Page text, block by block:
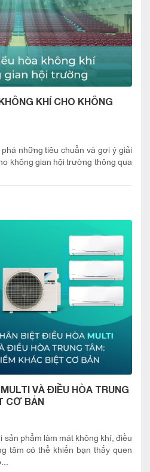
KHÍ CHO KHÔNG
những tiêu chuẩn và gợi ý giải
không gian hội trường thông qua
VÀ ĐIỀU HÒA TRUNG
CƠ BẢN
sản phẩm làm mát không khí, điều
tâm có thể khiến bạn thấy quen